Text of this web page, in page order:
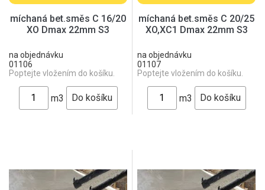
míchaná bet.směs C 16/20
XO Dmax 22mm S3
na objednávku
01106
Poptejte vložením do košíku.
m3
míchaná bet.směs C 20/25
XO,XC1 Dmax 22mm S3
na objednávku
01107
Poptejte vložením do košíku.
m3